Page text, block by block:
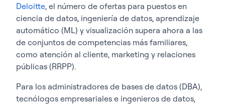
Deloitte, el número de ofertas para puestos en
ciencia de datos, ingeniería de datos, aprendizaje
automático (ML) y visualización supera ahora a las
de conjuntos de competencias más familiares,
como atención al cliente, marketing y relaciones
públicas (RRPP).
Para los administradores de bases de datos (DBA),
tecnólogos empresariales e ingenieros de datos,